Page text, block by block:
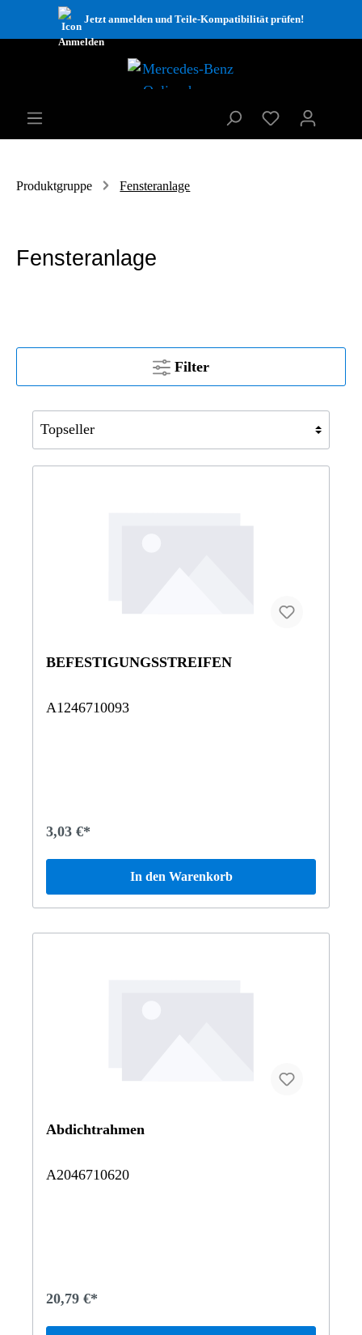
Jetzt anmelden und Teile-Kompatibilität prüfen!
Produktgruppe Fensteranlage
Fensteranlage
Filter
BEFESTIGUNGSSTREIFEN
A1246710093
3,03 €*
In den Warenkorb
Abdichtrahmen
A2046710620
20,79 €*